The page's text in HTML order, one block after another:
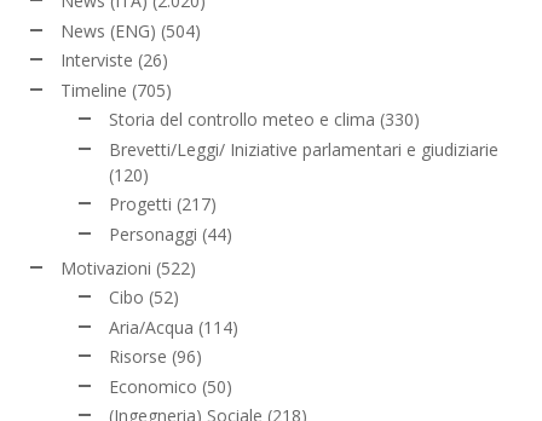
News (ENG) (504)
Interviste (26)
Timeline (705)
Storia del controllo meteo e clima (330)
Brevetti/Leggi/ Iniziative parlamentari e giudiziarie
(120)
Progetti (217)
Personaggi (44)
Motivazioni (522)
Cibo (52)
Aria/Acqua (114)
Risorse (96)
Economico (50)
(Ingegneria) Sociale (218)